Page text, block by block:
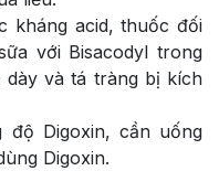
kháng acid, thuốc đối
với Bisacodyl trong
dày và tá tràng bị kích
độ Digoxin, cần uống
Digoxin.